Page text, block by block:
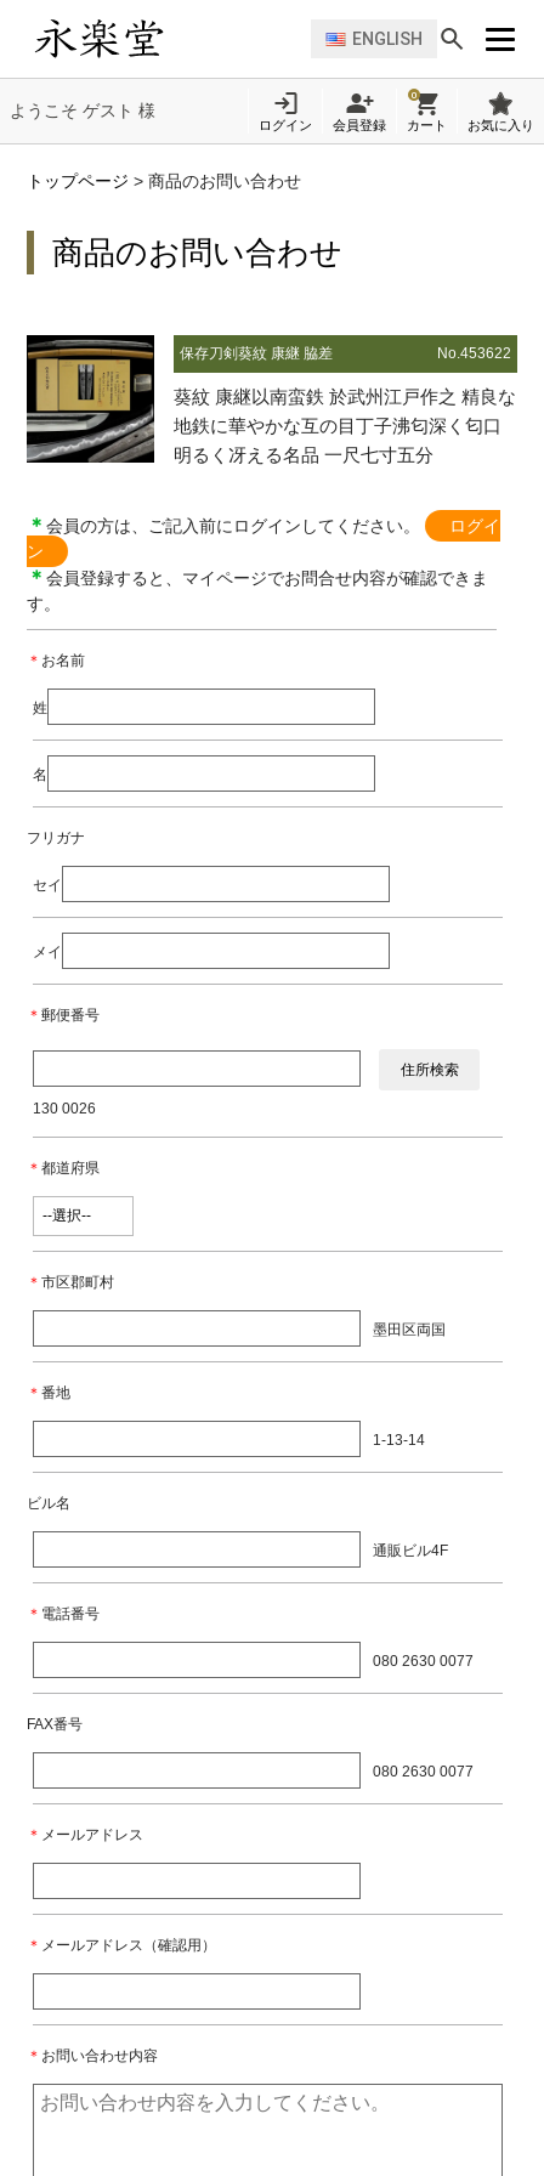
ENGLISH
ようこそ ゲスト 様
ログイン 会員登録
0
カート お気に入り
トップページ >商品のお問い合わせ
商品のお問い合わせ
保存刀剣葵紋 康継 脇差 No.453622
葵紋 康継以南蛮鉄 於武州江戸作之 精良な
地鉄に華やかな互の目丁子沸匂深く匂口
明るく冴える名品 一尺七寸五分
＊会員の方は、ご記入前にログインしてください。
ログイ
ン
＊会員登録すると、マイページでお問合せ内容が確認できま
す。
＊ お名前
姓
名
フリガナ
セイ
メイ
＊郵便番号
130 0026
＊都道府県
＊市区郡町村
墨田区両国
＊番地
1-13-14
ビル名
通販ビル4F
＊ 電話番号
080 2630 0077
FAX番号
080 2630 0077
＊ メールアドレス
＊ メールアドレス（確認用）
＊ お問い合わせ内容